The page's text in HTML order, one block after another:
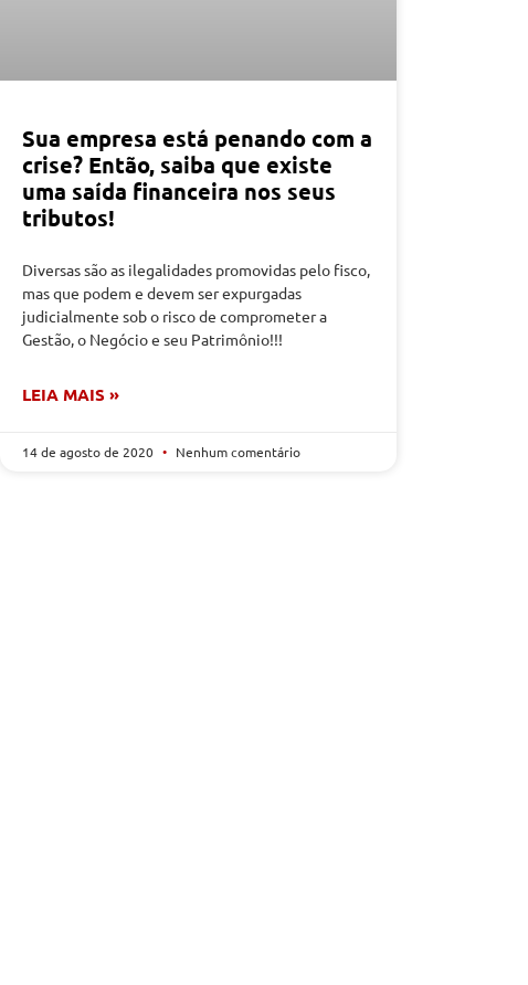
Sua empresa está penando com a
crise? Então, saiba que existe
uma saída financeira nos seus
tributos!
Diversas são as ilegalidades promovidas pelo fisco,
mas que podem e devem ser expurgadas
judicialmente sob o risco de comprometer a
Gestão, o Negócio e seu Patrimônio!!!
LEIA MAIS »
14 de agosto de 2020 Nenhum comentário